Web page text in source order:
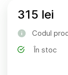
315 lei
Codul
În stoc